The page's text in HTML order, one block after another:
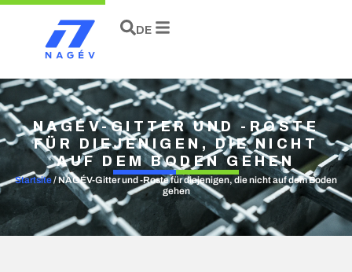
DE
EN
NAGÉV-GITTER UND -ROSTE
FÜR DIEJENIGEN, DIE NICHT
AUF DEM BODEN GEHEN
Startsite/NAGÉV-Gitter und -Roste für diejenigen, die nicht auf dem Boden
gehen